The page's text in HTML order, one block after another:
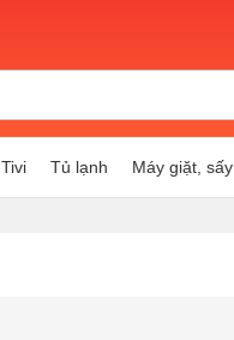
Tivi Tủ lạnh Máy giặt, sấy